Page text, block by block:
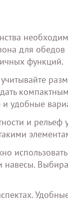
для
функций.
удобные
и рельеф